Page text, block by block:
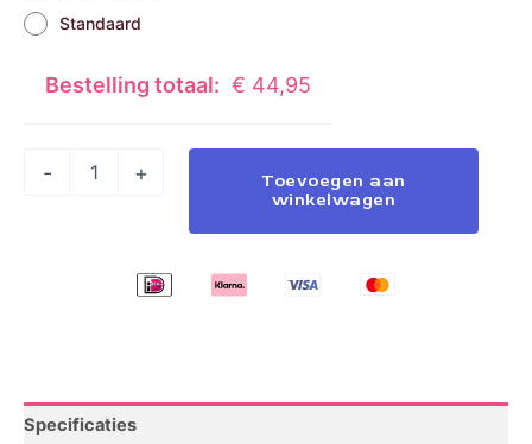
Standaard
Bestelling totaal: € 44,95
- +
Toevoegen aan
winkelwagen
Specificaties